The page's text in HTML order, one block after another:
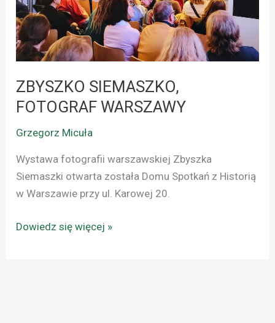
ZBYSZKO SIEMASZKO,
FOTOGRAF WARSZAWY
Grzegorz Micuła
Wystawa fotografii warszawskiej Zbyszka
Siemaszki otwarta została Domu Spotkań z Historią
w Warszawie przy ul. Karowej 20.
Dowiedz się więcej »